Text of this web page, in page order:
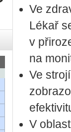
Ve
Lékař
v
na
Ve
V